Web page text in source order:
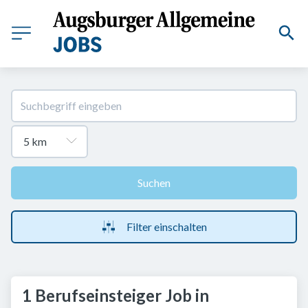
Suchen
Filter einschalten
1 Berufseinsteiger Job in